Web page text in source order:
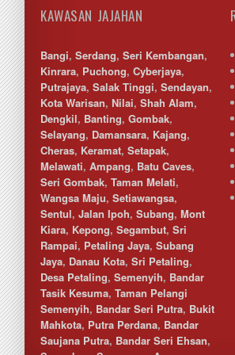
Puchong
Puncak Alam
Putra Nilai
Putrajaya
Rawang
Semenyih
Senawang
Sendayan
Sentul
Sepang
Serdang
Seremban
Seri Kembangan
Setapak
setia alam
Shah Alam
Subang
Subang Jaya
Sungai Besi
Sungai Buloh
Sungai Long
KAWASAN JAJAHAN
Bangi, Serdang, Seri Kembangan,
Kinrara, Puchong, Cyberjaya,
Putrajaya, Salak Tinggi, Sendayan,
Kota Warisan, Nilai, Shah Alam,
Dengkil, Banting, Gombak,
Selayang, Damansara, Kajang,
Cheras, Keramat, Setapak,
Melawati, Ampang, Batu Caves,
Seri Gombak, Taman Melati,
Wangsa Maju, Setiawangsa,
Sentul, Jalan Ipoh, Subang, Mont
Kiara, Kepong, Segambut, Sri
Rampai, Petaling Jaya, Subang
Jaya, Danau Kota, Sri Petaling,
Desa Petaling, Semenyih, Bandar
Tasik Kesuma, Taman Pelangi
Semenyih, Bandar Seri Putra, Bukit
Mahkota, Putra Perdana, Bandar
Saujana Putra, Bandar Seri Ehsan,